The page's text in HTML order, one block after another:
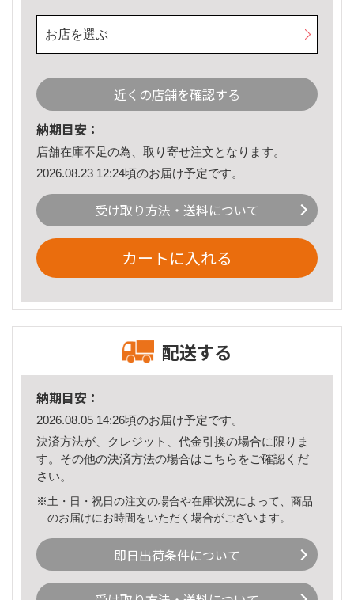
お店を選ぶ
近くの店舗を確認する
納期目安：
店舗在庫不足の為、取り寄せ注文となります。
2026.08.23 12:24頃のお届け予定です。
受け取り方法・送料について
カートに入れる
配送する
納期目安：
2026.08.05 14:26頃のお届け予定です。
決済方法が、クレジット、代金引換の場合に限りま
す。その他の決済方法の場合はこちら をご確認くだ
さい。
※土・日・祝日の注文の場合や在庫状況によって、商品
のお届けにお時間をいただく場合がございます。
即日出荷条件について